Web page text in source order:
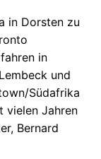
in Dorsten zu
in
und
Südafrika
vielen Jahren
Bernard